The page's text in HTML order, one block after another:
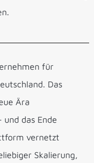
für
Das
Ära
das Ende
vernetzt
Skalierung,